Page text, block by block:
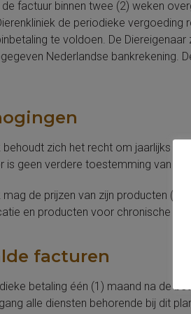
factuur binnen twee (2) weken
de periodieke
te voldoen. De
Nederlandse bankrekening.
behoudt zich het recht om jaarlijks
is geen verdere toestemming van
mag de prijzen van zijn producten
en producten voor chronische
facturen
betaling één (1) maand na de
alle diensten behorende bij dit